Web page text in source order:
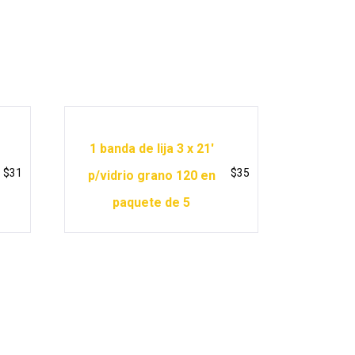
$31
1 banda de lija 3 x 21′
p/vidrio grano 120 en
paquete de 5
$35